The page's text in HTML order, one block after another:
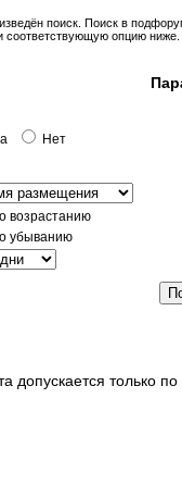
поиск. Поиск в
соответствующую опцию ниже.
Нет
возрастанию
убыванию
допускается только